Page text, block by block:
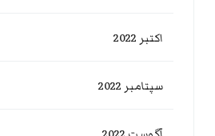
اکتبر 2022
سپتامبر 2022